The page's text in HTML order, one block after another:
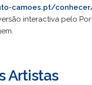
camoes.pt/
interactiva pelo
Artistas